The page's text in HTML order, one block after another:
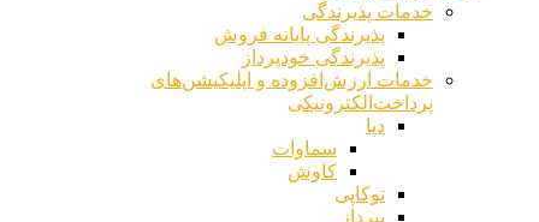
خدمات پذیرندگی
پذیرندگی پایانه فروش
پذیرندگی خودپرداز
خدمات ارزش‌افزوده و اپلیکیشن‌های
پرداخت‌الکترونیکی
دپا
سماوات
کاوش
توکاپی
بپرداز